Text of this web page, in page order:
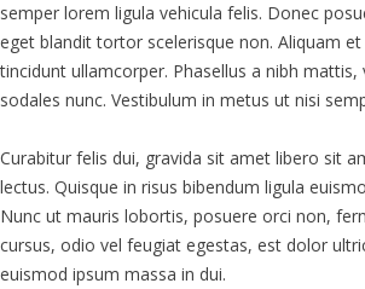
semper lorem ligula vehicula felis. Donec
eget blandit tortor scelerisque non. Aliquam
tincidunt ullamcorper. Phasellus a nibh mattis,
sodales nunc. Vestibulum in metus ut nisi
Curabitur felis dui, gravida sit amet libero sit
lectus. Quisque in risus bibendum ligula
Nunc ut mauris lobortis, posuere orci non,
cursus, odio vel feugiat egestas, est dolor
euismod ipsum massa in dui.